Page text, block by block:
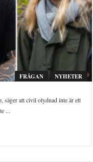
FRÅGAN NYHETER
säger att civil olydnad inte är ett
...